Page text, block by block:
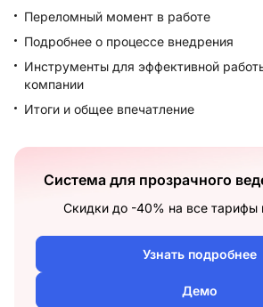
Переломный момент в работе
Подробнее о процессе внедрения
Инструменты для эффективной
компании
Итоги и общее впечатление
Система для прозрачного
Скидки до -40% на все тарифы
Узнать подробнее
Демо